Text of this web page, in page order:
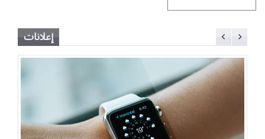
إعلانات